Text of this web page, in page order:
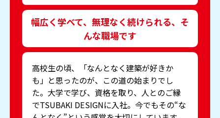
幅広く学べて、無理なく続けられる、そ
んな職場です
高校生の頃、「なんとなく建築が好きか
も」と思ったのが、この道の始まりでし
た。大学で学び、資格を取り、人とのご縁
でTSUBAKI DESIGNに入社。今でもその“な